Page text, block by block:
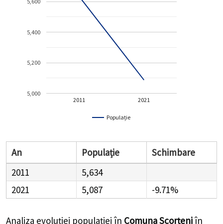
Populație
2011 2021
5,000
5,200
5,400
5,600
An Populație
Schimbare
2011
5,634
2021
5,087 -9.71%
Analiza evoluției populației în Comuna Scorțeniîn